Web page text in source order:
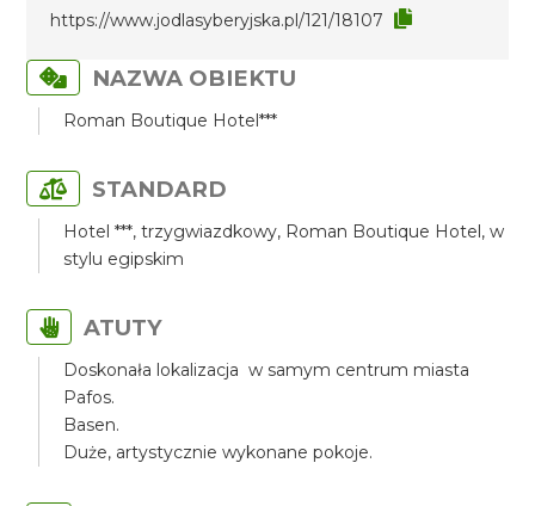
https://www.jodlasyberyjska.pl/121/18107
NAZWA OBIEKTU
Roman Boutique Hotel***
STANDARD
Hotel ***, trzygwiazdkowy, Roman Boutique Hotel, w
stylu egipskim
ATUTY
Doskonała lokalizacja w samym centrum miasta
Pafos.
Basen.
Duże, artystycznie wykonane pokoje.